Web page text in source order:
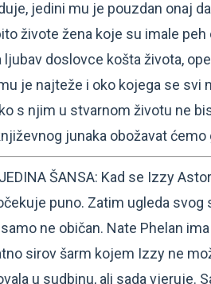
jedini mu je pouzdan onaj
živote žena koje su imale peh
ljubav doslovce košta života,
je najteže i oko kojega se svi
s njim u stvarnom životu ne
junaka obožavat ćemo
JEDINA ŠANSA: Kad se Izzy
puno. Zatim ugleda svog
ne običan. Nate Phelan
sirov šarm kojem Izzy ne
u sudbinu, ali sada vjeruje.